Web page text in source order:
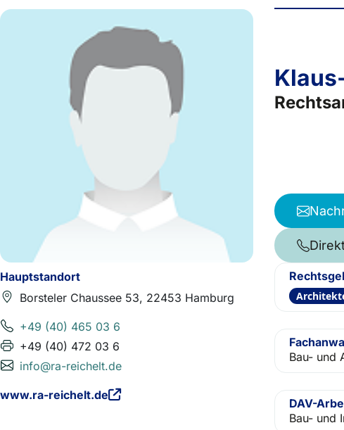
Hauptstandort
Borsteler Chaussee 53, 22453 Hamburg
+49 (40) 465 03 6
+49 (40) 472 03 6
info@ra-reichelt.de
www.ra-reichelt.de
Bau- und
DAV-
Bau- und